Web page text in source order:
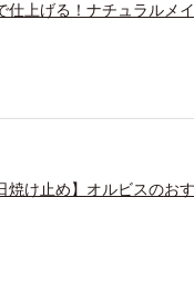
仕上げる！ナチュラルメ
焼け止め】オルビスのお